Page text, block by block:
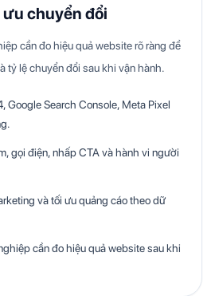
chuyển đổi
cần đo hiệu quả website rõ ràng để
tỷ lệ chuyển đổi sau khi vận hành.
Google Search Console, Meta Pixel
gọi điện, nhấp CTA và hành vi người
và tối ưu quảng cáo theo dữ
cần đo hiệu quả website sau khi